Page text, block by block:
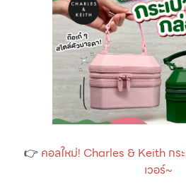
👉 คอลใหม่! Charles & Keith กร
เวอร์~